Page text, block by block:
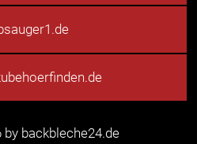
by backbleche24.de